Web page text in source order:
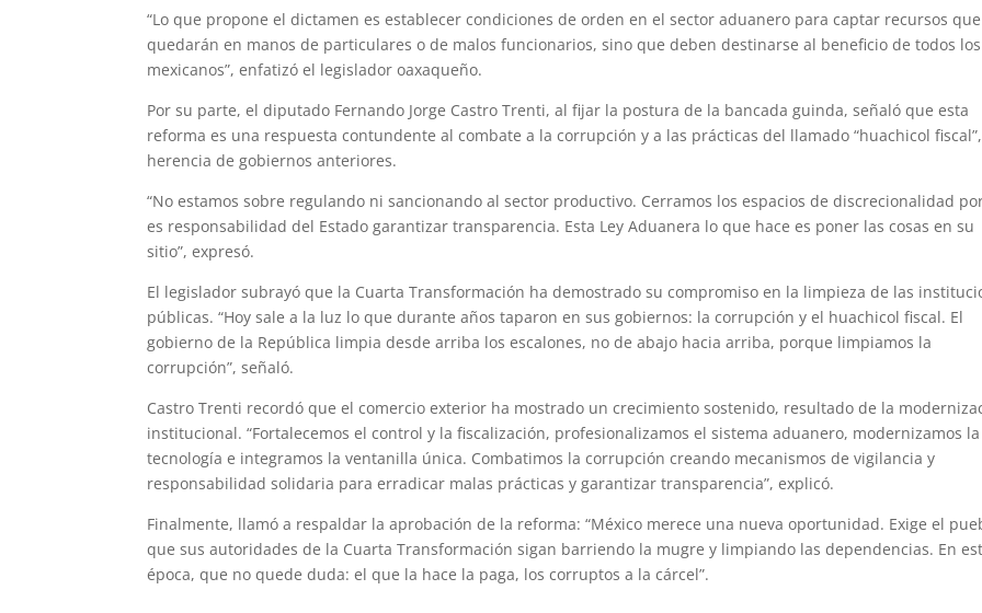
“Lo que propone el dictamen es establecer condiciones de orden en el sector aduanero para captar recursos
quedarán en manos de particulares o de malos funcionarios, sino que deben destinarse al beneficio de todos los
mexicanos”, enfatizó el legislador oaxaqueño.
Por su parte, el diputado Fernando Jorge Castro Trenti, al fijar la postura de la bancada guinda, señaló que esta
reforma es una respuesta contundente al combate a la corrupción y a las prácticas del llamado “huachicol fiscal”,
herencia de gobiernos anteriores.
“No estamos sobre regulando ni sancionando al sector productivo. Cerramos los espacios de discrecionalidad
es responsabilidad del Estado garantizar transparencia. Esta Ley Aduanera lo que hace es poner las cosas en su
sitio”, expresó.
El legislador subrayó que la Cuarta Transformación ha demostrado su compromiso en la limpieza de las
públicas. “Hoy sale a la luz lo que durante años taparon en sus gobiernos: la corrupción y el huachicol fiscal. El
gobierno de la República limpia desde arriba los escalones, no de abajo hacia arriba, porque limpiamos la
corrupción”, señaló.
Castro Trenti recordó que el comercio exterior ha mostrado un crecimiento sostenido, resultado de la
institucional. “Fortalecemos el control y la fiscalización, profesionalizamos el sistema aduanero, modernizamos la
tecnología e integramos la ventanilla única. Combatimos la corrupción creando mecanismos de vigilancia y
responsabilidad solidaria para erradicar malas prácticas y garantizar transparencia”, explicó.
Finalmente, llamó a respaldar la aprobación de la reforma: “México merece una nueva oportunidad. Exige el
que sus autoridades de la Cuarta Transformación sigan barriendo la mugre y limpiando las dependencias. En
época, que no quede duda: el que la hace la paga, los corruptos a la cárcel”.